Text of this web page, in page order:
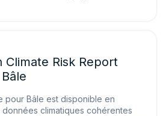
Climate Risk Report
pour Bâle est disponible en
climatiques cohérentes